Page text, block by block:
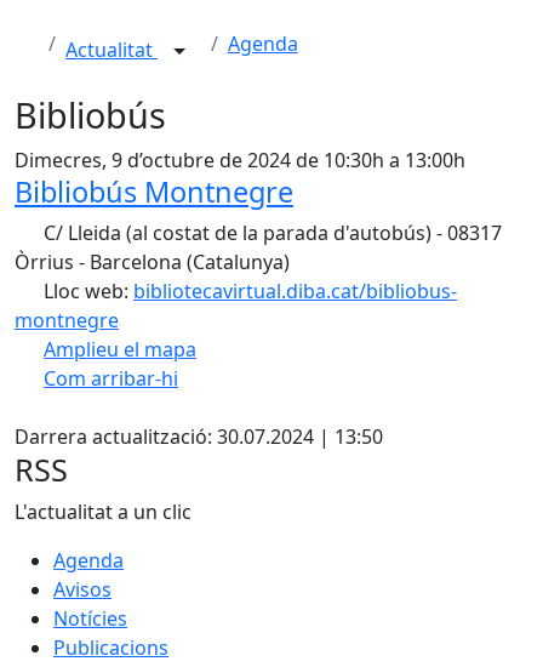
Actualitat Agenda
Bibliobús
Dimecres, 9 d’octubre de 2024 de 10:30h a 13:00h
Bibliobús Montnegre
C/ Lleida (al costat de la parada d'autobús) - 08317
Òrrius - Barcelona (Catalunya)
Lloc web: bibliotecavirtual.diba.cat/bibliobus-
montnegre
Amplieu el mapa
Com arribar-hi
−
Darrera actualització: 30.07.2024 | 13:50
RSS
L'actualitat a un clic
Agenda
Avisos
Notícies
Publicacions